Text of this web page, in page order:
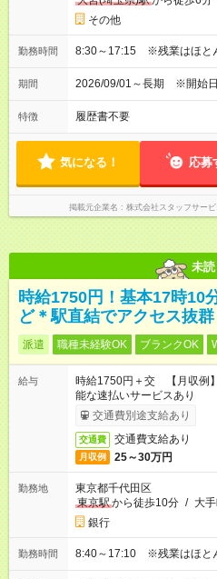
その他
勤務時間 8:30～17:15 ※残業はほと
期間 2026/09/01～長期 ※開始
特徴 履歴書不要
気になる！ 応募
掲載元企業名 株式会社スタッフサー
未読
時給1750円！基本17時10
ど＊駅直結でアクセス抜群
派遣 職種未経験OK ブランクOK
給与
時給1750円＋交 【月収例
能な速払いサービスあり
交通費別途支給あり
交通費 交通費支給あり
月収例 25～30万円
勤務地
東京都千代田区
東京駅から徒歩10分 / 大
銀行
勤務時間 8:40～17:10 ※残業はほと